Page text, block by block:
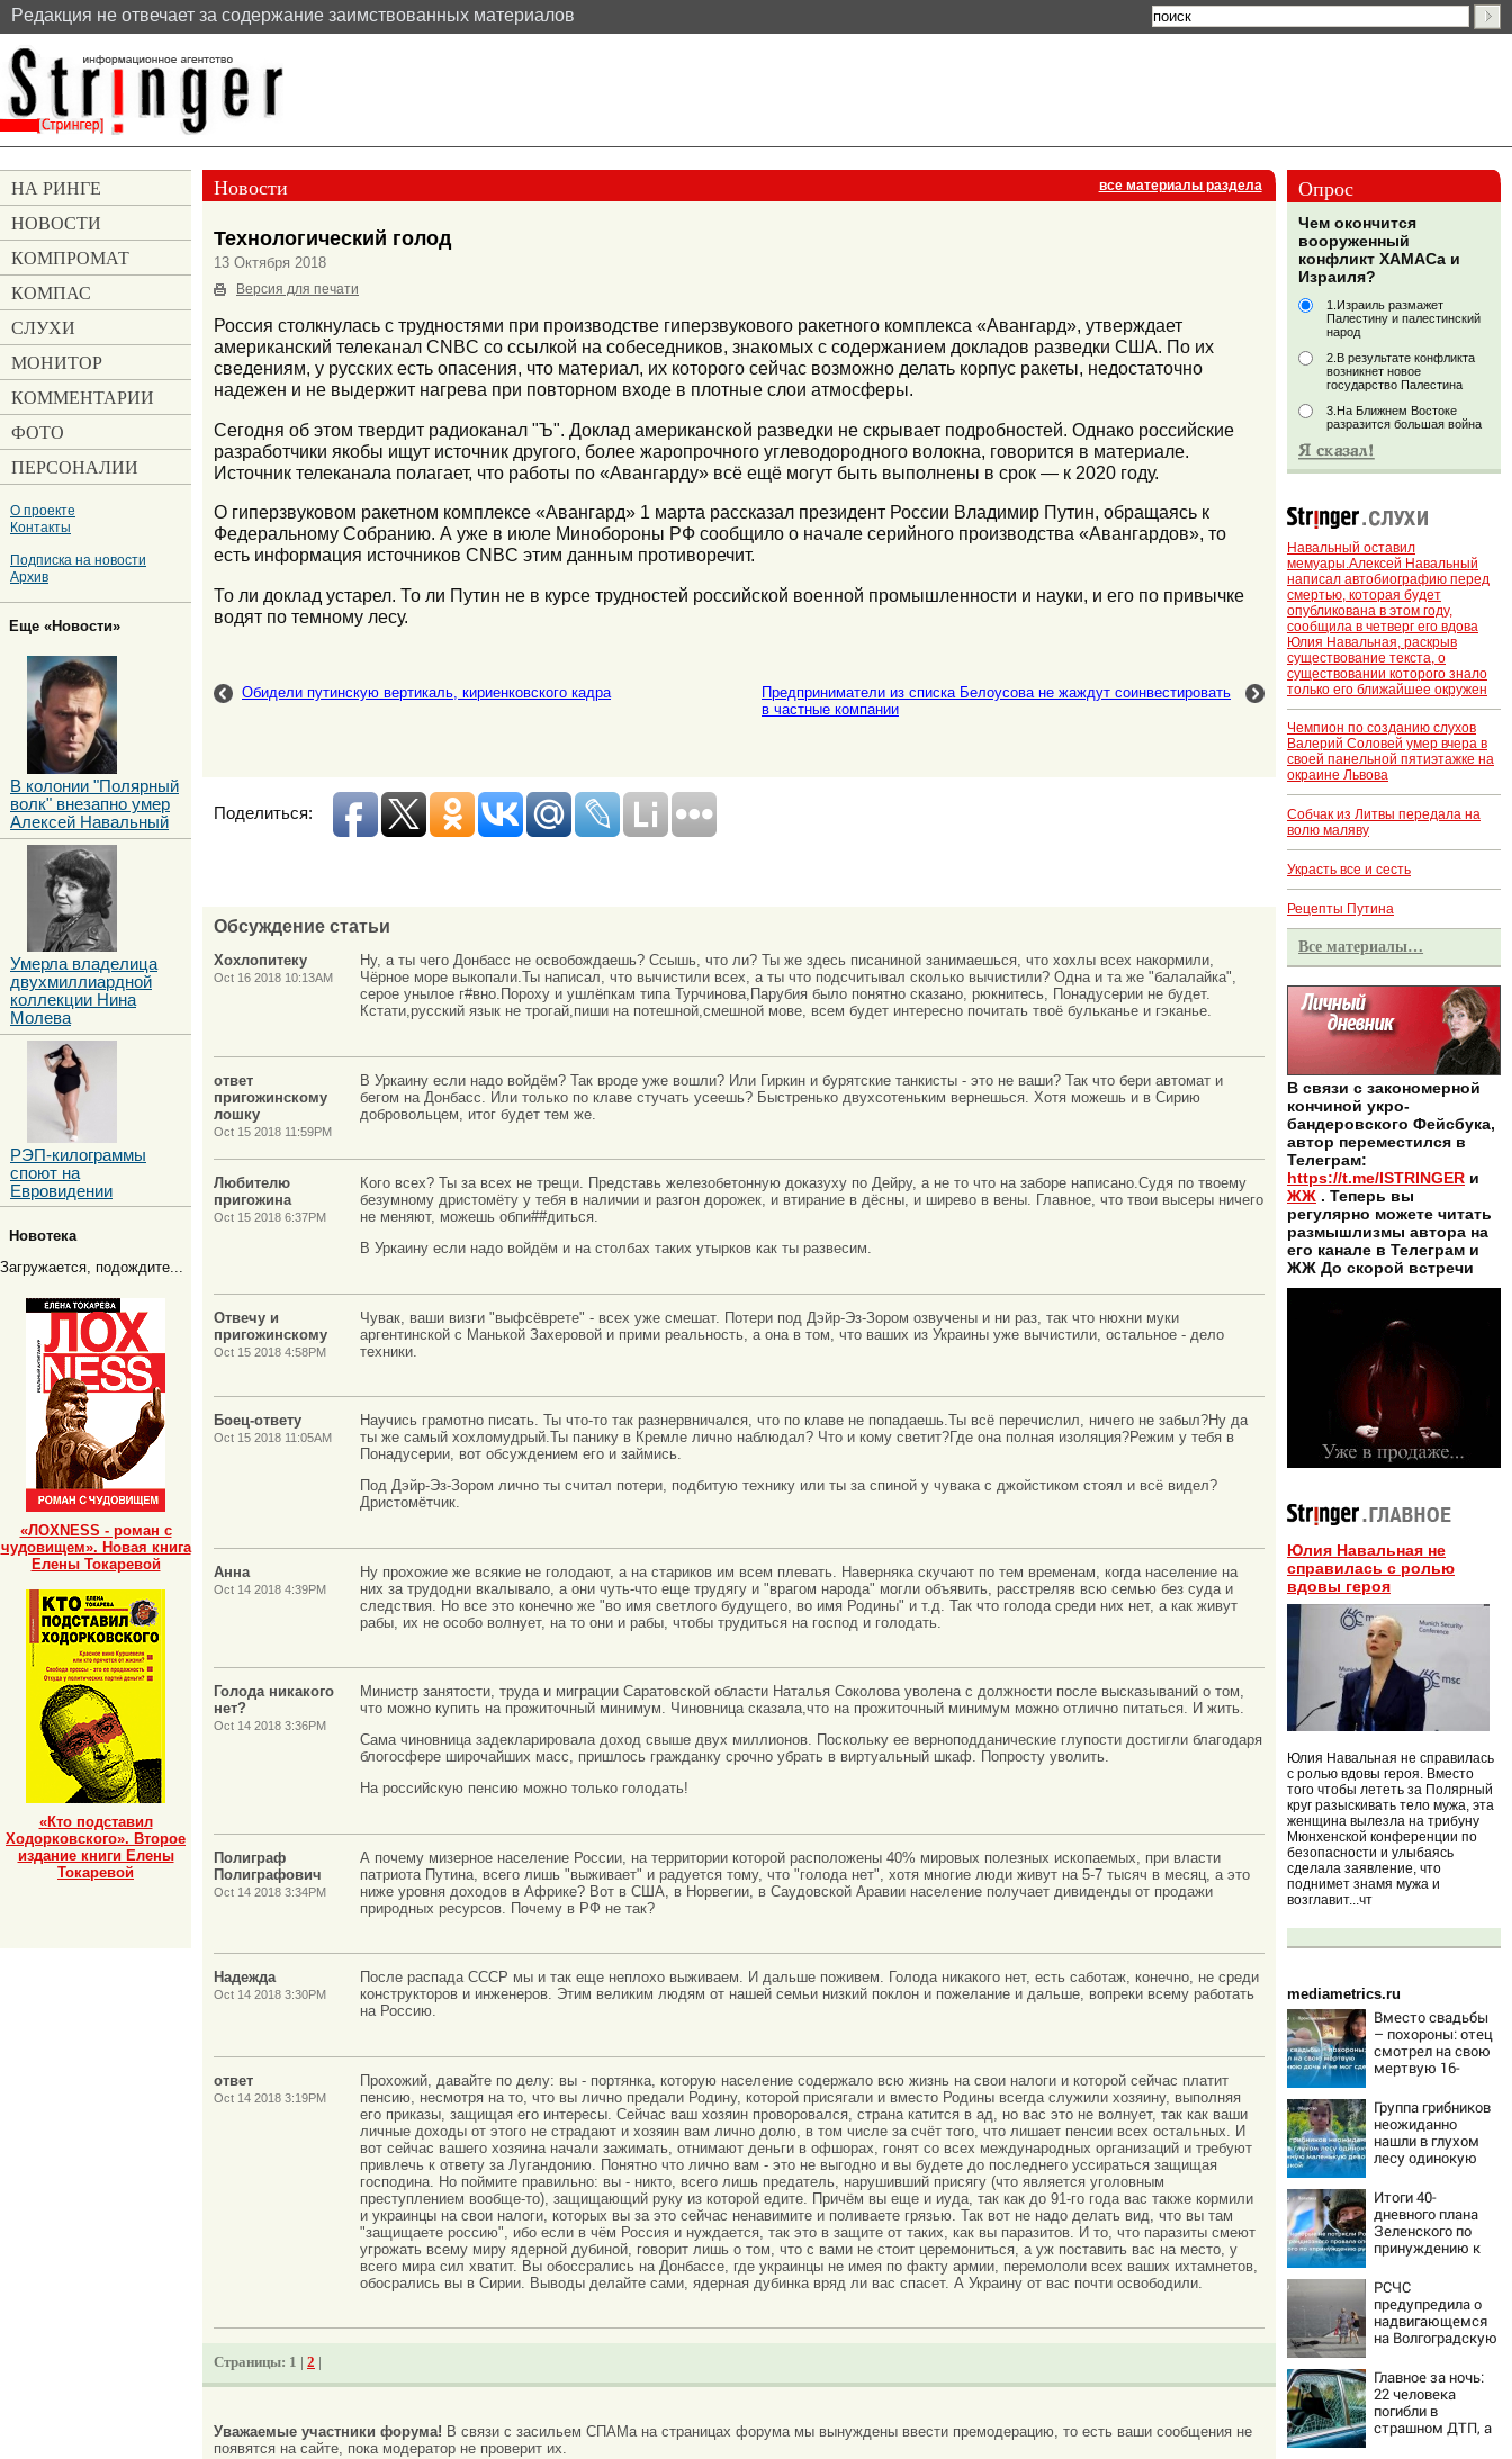
Pедакция не отвечает за содержание заимствованных материалов
Новости все материалы раздела
Технологический голод
13 Октября 2018
Версия для печати
Россия столкнулась с трудностями при производстве гиперзвукового ракетного комплекса «Авангард», утверждает
американский телеканал CNBC со ссылкой на собеседников, знакомых с содержанием докладов разведки США. По их
сведениям, у русских есть опасения, что материал, их которого сейчас возможно делать корпус ракеты, недостаточно
надежен и не выдержит нагрева при повторном входе в плотные слои атмосферы.
Сегодня об этом твердит радиоканал "Ъ". Доклад американской разведки не скрывает подробностей. Однако российские
разработчики якобы ищут источник другого, более жаропрочного углеводородного волокна, говорится в материале.
Источник телеканала полагает, что работы по «Авангарду» всё ещё могут быть выполнены в срок — к 2020 году.
О гиперзвуковом ракетном комплексе «Авангард» 1 марта рассказал президент России Владимир Путин, обращаясь к
Федеральному Собранию. А уже в июле Минобороны РФ сообщило о начале серийного производства «Авангардов», то
есть информация источников CNBC этим данным противоречит.
То ли доклад устарел. То ли Путин не в курсе трудностей российской военной промышленности и науки, и его по привычке
водят по темному лесу.
Обидели путинскую вертикаль, кириенковского кадра
Предприниматели из списка Белоусова не жаждут соинвестировать
в частные компании
Поделиться:
Обсуждение статьи
Хохлопитеку
Oct 16 2018 10:13AM
Ну, а ты чего Донбасс не освобождаешь? Ссышь, что ли? Ты же здесь писаниной занимаешься, что хохлы всех накормили,
Чёрное море выкопали.Ты написал, что вычистили всех, а ты что подсчитывал сколько вычистили? Одна и та же "балалайка",
серое унылое г#вно.Пороху и ушлёпкам типа Турчинова,Парубия было понятно сказано, рюкнитесь, Понадусерии не будет.
Кстати,русский язык не трогай,пиши на потешной,смешной мове, всем будет интересно почитать твоё бульканье и гэканье.
ответ
пригожинскому
лошку
Oct 15 2018 11:59PM
В Уркаину если надо войдём? Так вроде уже вошли? Или Гиркин и бурятские танкисты - это не ваши? Так что бери автомат и
бегом на Донбасс. Или только по клаве стучать усеешь? Быстренько двухсотеньким вернешься. Хотя можешь и в Сирию
добровольцем, итог будет тем же.
Любителю
пригожина
Oct 15 2018 6:37PM
Кого всех? Ты за всех не трещи. Представь железобетонную доказуху по Дейру, а не то что на заборе написано.Судя по твоему
безумному дристомёту у тебя в наличии и разгон дорожек, и втирание в дёсны, и ширево в вены. Главное, что твои высеры ничего
не меняют, можешь обпи##диться.
В Уркаину если надо войдём и на столбах таких утырков как ты развесим.
Отвечу и
пригожинскому
Oct 15 2018 4:58PM
Чувак, ваши визги "выфсёврете" - всех уже смешат. Потери под Дэйр-Эз-Зором озвучены и ни раз, так что нюхни муки
аргентинской с Манькой Захеровой и прими реальность, а она в том, что ваших из Украины уже вычистили, остальное - дело
техники.
Боец-ответу
Oct 15 2018 11:05AM
Научись грамотно писать. Ты что-то так разнервничался, что по клаве не попадаешь.Ты всё перечислил, ничего не забыл?Ну да
ты же самый хохломудрый.Ты панику в Кремле лично наблюдал? Что и кому светит?Где она полная изоляция?Режим у тебя в
Понадусерии, вот обсуждением его и займись.
Под Дэйр-Эз-Зором лично ты считал потери, подбитую технику или ты за спиной у чувака с джойстиком стоял и всё видел?
Дристомётчик.
Анна
Oct 14 2018 4:39PM
Ну прохожие же всякие не голодают, а на стариков им всем плевать. Наверняка скучают по тем временам, когда население на
них за трудодни вкалывало, а они чуть-что еще трудягу и "врагом народа" могли объявить, расстреляв всю семью без суда и
следствия. Но все это конечно же "во имя светлого будущего, во имя Родины" и т.д. Так что голода среди них нет, а как живут
рабы, их не особо волнует, на то они и рабы, чтобы трудиться на господ и голодать.
Голода никакого
нет?
Oct 14 2018 3:36PM
Министр занятости, труда и миграции Саратовской области Наталья Соколова уволена с должности после высказываний о том,
что можно купить на прожиточный минимум. Чиновница сказала,что на прожиточный минимум можно отлично питаться. И жить.
Сама чиновница задекларировала доход свыше двух миллионов. Поскольку ее верноподданические глупости достигли благодаря
блогосфере широчайших масс, пришлось гражданку срочно убрать в виртуальный шкаф. Попросту уволить.
На российскую пенсию можно только голодать!
Полиграф
Полиграфович
Oct 14 2018 3:34PM
А почему мизерное население России, на территории которой расположены 40% мировых полезных ископаемых, при власти
патриота Путина, всего лишь "выживает" и радуется тому, что "голода нет", хотя многие люди живут на 5-7 тысяч в месяц, а это
ниже уровня доходов в Африке? Вот в США, в Норвегии, в Саудовской Аравии население получает дивиденды от продажи
природных ресурсов. Почему в РФ не так?
Надежда
Oct 14 2018 3:30PM
После распада СССР мы и так еще неплохо выживаем. И дальше поживем. Голода никакого нет, есть саботаж, конечно, не среди
конструкторов и инженеров. Этим великим людям от нашей семьи низкий поклон и пожелание и дальше, вопреки всему работать
на Россию.
ответ
Oct 14 2018 3:19PM
Прохожий, давайте по делу: вы - портянка, которую население содержало всю жизнь на свои налоги и которой сейчас платит
пенсию, несмотря на то, что вы лично предали Родину, которой присягали и вместо Родины всегда служили хозяину, выполняя
его приказы, защищая его интересы. Сейчас ваш хозяин проворовался, страна катится в ад, но вас это не волнует, так как ваши
личные доходы от этого не страдают и хозяин вам лично долю, в том числе за счёт того, что лишает пенсии всех остальных. И
вот сейчас вашего хозяина начали зажимать, отнимают деньги в офшорах, гонят со всех международных организаций и требуют
привлечь к ответу за Лугандонию. Понятно что лично вам - это не выгодно и вы будете до последнего уссираться защищая
господина. Но поймите правильно: вы - никто, всего лишь предатель, нарушивший присягу (что является уголовным
преступлением вообще-то), защищающий руку из которой едите. Причём вы еще и иуда, так как до 91-го года вас также кормили
и украинцы на свои налоги, которых вы за это сейчас ненавимите и поливаете грязью. Так вот не надо делать вид, что вы там
"защищаете россию", ибо если в чём Россия и нуждается, так это в защите от таких, как вы паразитов. И то, что паразиты смеют
угрожать всему миру ядерной дубиной, говорит лишь о том, что с вами не стоит церемониться, а уж поставить вас на место, у
всего мира сил хватит. Вы обоссрались на Донбассе, где украинцы не имея по факту армии, перемололи всех ваших ихтамнетов,
обосрались вы в Сирии. Выводы делайте сами, ядерная дубинка вряд ли вас спасет. А Украину от вас почти освободили.
Страницы: 1 | 2 |
Уважаемые участники форума! В связи с засильем СПАМа на страницах форума мы вынуждены ввести премодерацию, то есть ваши сообщения не
появятся на сайте, пока модератор не проверит их.
Опрос
Чем окончится
вооруженный
конфликт ХАМАСа и
Израиля?
1.Израиль размажет
Палестину и палестинский
народ
2.В результате конфликта
возникнет новое
государство Палестина
3.На Ближнем Востоке
разразится большая война
Навальный оставил
мемуары.Алексей Навальный
написал автобиографию перед
смертью, которая будет
опубликована в этом году,
сообщила в четверг его вдова
Юлия Навальная, раскрыв
существование текста, о
существовании которого знало
только его ближайшее окружен
Чемпион по созданию слухов
Валерий Соловей умер вчера в
своей панельной пятиэтажке на
окраине Львова
Собчак из Литвы передала на
волю маляву
Украсть все и сесть
Рецепты Путина
Все материалы…
В связи с закономерной
кончиной укро-
бандеровского Фейсбука,
автор переместился в
Телеграм:
https://t.me/ISTRINGER и
ЖЖ . Теперь вы
регулярно можете читать
размышлизмы автора на
его канале в Телеграм и
ЖЖ До скорой встречи
Юлия Навальная не
справилась с ролью
вдовы героя
Юлия Навальная не справилась
с ролью вдовы героя. Вместо
того чтобы лететь за Полярный
круг разыскивать тело мужа, эта
женщина вылезла на трибуну
Мюнхенской конференции по
безопасности и улыбаясь
сделала заявление, что
поднимет знамя мужа и
возглавит...чт
mediametrics.ru
Вместо свадьбы
– похороны: отец
смотрел на свою
мертвую 16-
мог сдержать
слезы
Группа грибников
неожиданно
нашли в глухом
лесу одинокую
маленькую
девочку с
игрушкой
Итоги 40-
дневного плана
Зеленского по
принуждению к
ответила Россия,
полный разбор
провала операции
Украины от
военкора Коца
РСЧС
предупредила о
надвигающемся
на Волгоградскую
Главное за ночь:
22 человека
погибли в
страшном ДТП, а
НА РИНГЕ
НОВОСТИ
КОМПРОМАТ
КОМПАС
СЛУХИ
МОНИТОР
КОММЕНТАРИИ
ФОТО
ПЕРСОНАЛИИ
О проекте
Контакты
Подписка на новости
Архив
Еще «Новости»
В колонии "Полярный
волк" внезапно умер
Алексей Навальный
Умерла владелица
двухмиллиардной
коллекции Нина
Молева
РЭП-килограммы
споют на
Евровидении
Новотека
Загружается, подождите...
«ЛОХNESS - роман с
чудовищем». Новая книга
Елены Токаревой
«Кто подставил
Ходорковского». Второе
издание книги Елены
Токаревой